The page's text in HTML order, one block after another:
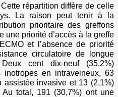
répartition diffère de celle
La raison peut tenir à la
prioritaire des greffons
une priorité d’accès à la greffe
et l’absence de priorité
circulatoire de longue
cent dix-neuf (35,2%)
en intraveineux, 63
assistée invasive et 13 (2,1%)
total, 191 (30,7%) ont une